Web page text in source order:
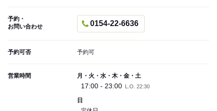
予約・
お問い合わせ
0154-22-6636
予約可否 予約可
営業時間 月・火・水・木・金・土
17:00 - 23:00 L.O. 22:30
日